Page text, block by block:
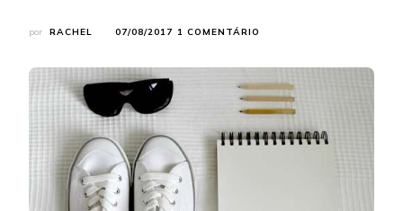
por RACHEL 07/08/2017 1 COMENTÁRIO